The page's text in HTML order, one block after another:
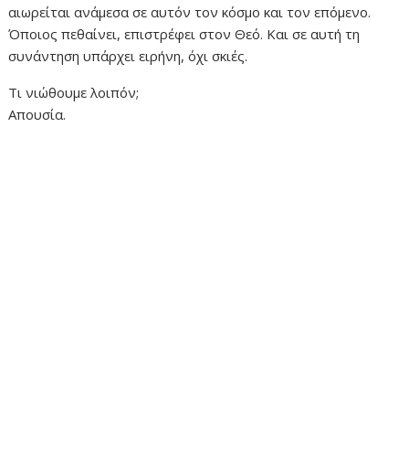
αιωρείται ανάμεσα σε αυτόν τον κόσμο και τον επόμενο.
Όποιος πεθαίνει, επιστρέφει στον Θεό. Και σε αυτή τη
συνάντηση υπάρχει ειρήνη, όχι σκιές.
Τι νιώθουμε λοιπόν;
Απουσία.